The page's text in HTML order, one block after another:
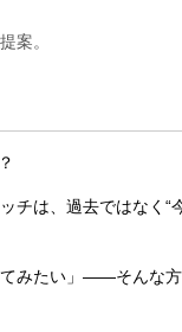
案。
は、過去ではなく“
みたい」——そんな